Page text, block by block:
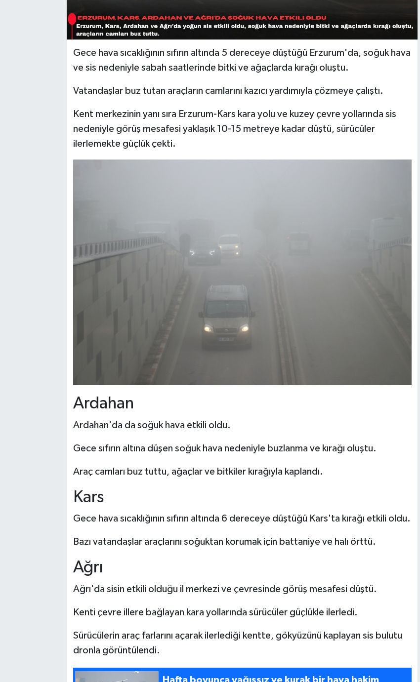
Gece hava sıcaklığının sıfırın altında 5 dereceye düştüğü Erzurum'da, soğuk hava
ve sis nedeniyle sabah saatlerinde bitki ve ağaçlarda kırağı oluştu.
Vatandaşlar buz tutan araçların camlarını kazıcı yardımıyla çözmeye çalıştı.
Kent merkezinin yanı sıra Erzurum-Kars kara yolu ve kuzey çevre yollarında sis
nedeniyle görüş mesafesi yaklaşık 10-15 metreye kadar düştü, sürücüler
ilerlemekte güçlük çekti.
Ardahan
Ardahan'da da soğuk hava etkili oldu.
Gece sıfırın altına düşen soğuk hava nedeniyle buzlanma ve kırağı oluştu.
Araç camları buz tuttu, ağaçlar ve bitkiler kırağıyla kaplandı.
Kars
Gece hava sıcaklığının sıfırın altında 6 dereceye düştüğü Kars'ta kırağı etkili oldu.
Bazı vatandaşlar araçlarını soğuktan korumak için battaniye ve halı örttü.
Ağrı
Ağrı'da sisin etkili olduğu il merkezi ve çevresinde görüş mesafesi düştü.
Kenti çevre illere bağlayan kara yollarında sürücüler güçlükle ilerledi.
Sürücülerin araç farlarını açarak ilerlediği kentte, gökyüzünü kaplayan sis bulutu
dronla görüntülendi.
Hafta boyunca yağışsız ve kurak bir hava hakim